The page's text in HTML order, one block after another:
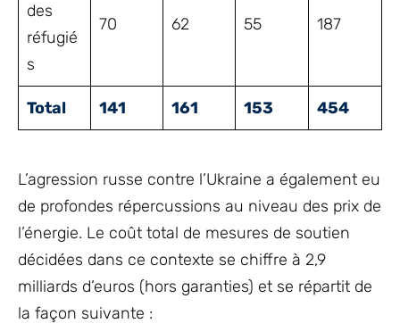
des
réfugié
s
70 62 55 187
Total 141 161 153 454
L’agression russe contre l’Ukraine a également eu
de profondes répercussions au niveau des prix de
l’énergie. Le coût total de mesures de soutien
décidées dans ce contexte se chiffre à 2,9
milliards d’euros (hors garanties) et se répartit de
la façon suivante :